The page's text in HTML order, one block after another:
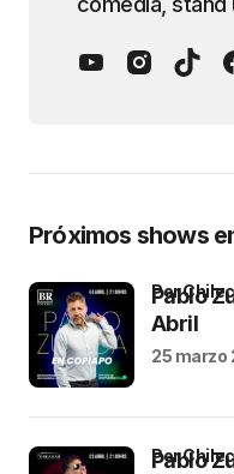
Próximos shows
Pablo
Abril
por
25 marzo
Pablo
por